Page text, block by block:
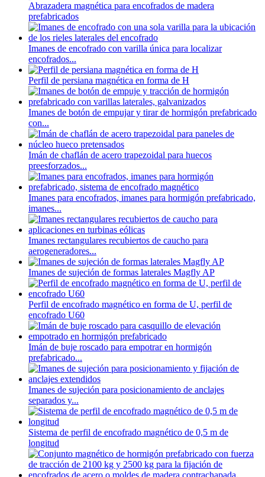
Abrazadera magnética para encofrados de madera
prefabricados
Imanes de encofrado con varilla única para localizar
encofrados...
Perfil de persiana magnética en forma de H
Imanes de botón de empujar y tirar de hormigón prefabricado
con...
Imán de chaflán de acero trapezoidal para huecos
preesforzados...
Imanes para encofrados, imanes para hormigón prefabricado,
imanes...
Imanes rectangulares recubiertos de caucho para
aerogeneradores...
Imanes de sujeción de formas laterales Magfly AP
Perfil de encofrado magnético en forma de U, perfil de
encofrado U60
Imán de buje roscado para empotrar en hormigón
prefabricado...
Imanes de sujeción para posicionamiento de anclajes
separados y...
Sistema de perfil de encofrado magnético de 0,5 m de
longitud